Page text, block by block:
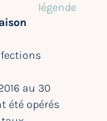
légende
au 30
été opérés